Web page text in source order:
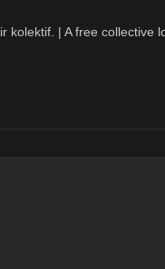
kolektif. | A free collective